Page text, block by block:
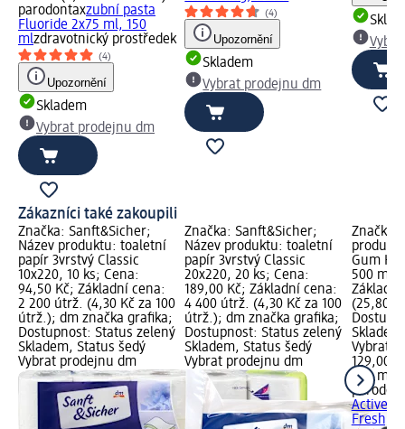
parodontaxzubní pasta
Fluoride 2x75 ml, 150
mlzdravotnický prostředek
(4)
Upozornění
Skladem
Vybrat prodejnu dm
(4)
Upozornění
Skladem
Vybrat prodejnu dm
Zákazníci také zakoupili
Značka: Sanft&Sicher;
Název produktu: toaletní
papír 3vrstvý Classic
10x220, 10 ks; Cena:
94,50 Kč; Základní cena:
2 200 útrž. (4,30 Kč za 100
útrž.); dm značka grafika;
Dostupnost: Status zelený
Skladem, Status šedý
Vybrat prodejnu dm
Značka: Sanft&Sicher;
Název produktu: toaletní
papír 3vrstvý Classic
20x220, 20 ks; Cena:
189,00 Kč; Základní cena:
4 400 útrž. (4,30 Kč za 100
útrž.); dm značka grafika;
Dostupnost: Status zelený
Skladem, Status šedý
Vybrat prodejnu dm
Značka:
Gum
500 ml;
(25,80
Vybrat
129,00
500 ml
Active
Fresh,